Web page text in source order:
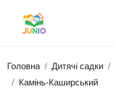
Головна Дитячі садки
Камінь-Каширський